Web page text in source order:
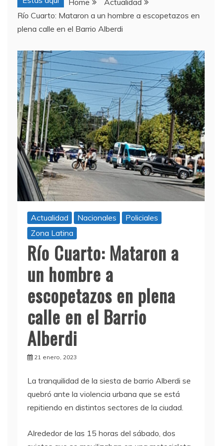
Home
Actualidad
Río Cuarto: Mataron a un hombre a escopetazos en
plena calle en el Barrio Alberdi
Actualidad Nacionales
Policiales
Zona Latina
Río Cuarto: Mataron a
un hombre a
escopetazos en plena
calle en el Barrio
Alberdi
21 enero, 2023
La tranquilidad de la siesta de barrio Alberdi se
quebró ante la violencia urbana que se está
repitiendo en distintos sectores de la ciudad.
Alrededor de las 15 horas del sábado, dos